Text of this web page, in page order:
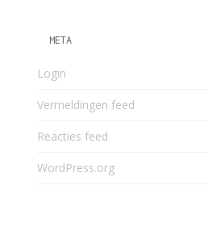
META
Login
Vermeldingen feed
Reacties feed
WordPress.org